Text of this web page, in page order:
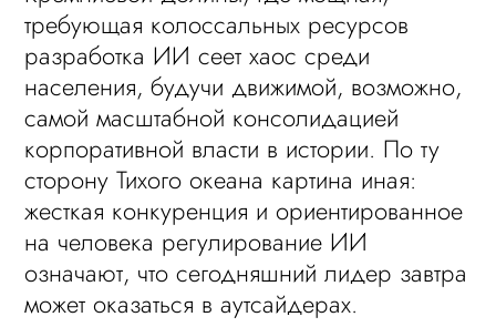
требующая колоссальных ресурсов
разработка ИИ сеет хаос среди
населения, будучи движимой, возможно,
самой масштабной консолидацией
корпоративной власти в истории. По ту
сторону Тихого океана картина иная:
жесткая конкуренция и ориентированное
на человека регулирование ИИ
означают, что сегодняшний лидер завтра
может оказаться в аутсайдерах.